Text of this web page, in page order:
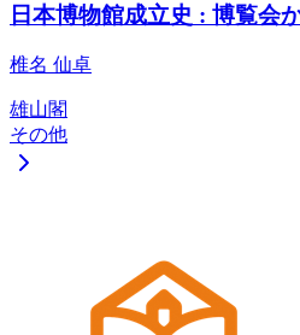
日本博物館成立史 : 博覧会
椎名 仙卓
雄山閣
その他